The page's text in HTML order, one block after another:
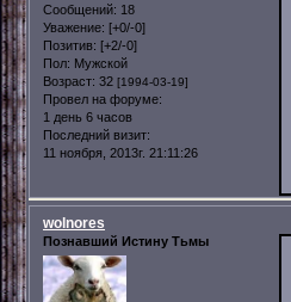
Сообщений: 18
Уважение: [+0/-0]
Позитив: [+2/-0]
Пол: Мужской
Возраст: 32 [1994-03-19]
Провел на форуме:
1 день 6 часов
Последний визит:
11 ноября, 2013г. 21:11:26
wolnores
Познавший Истину Тьмы